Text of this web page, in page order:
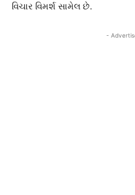
વિચાર વિમર્શ સામેલ છે.
-